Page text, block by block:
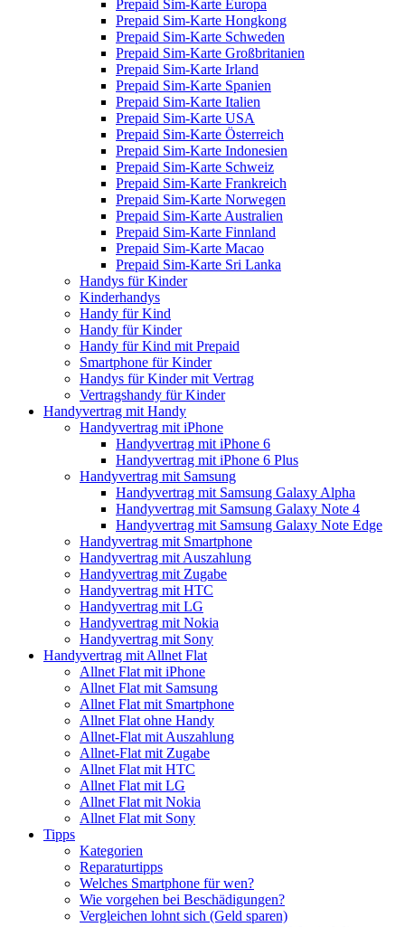
Prepaid Sim-Karte Europa
Prepaid Sim-Karte Hongkong
Prepaid Sim-Karte Schweden
Prepaid Sim-Karte Großbritanien
Prepaid Sim-Karte Irland
Prepaid Sim-Karte Spanien
Prepaid Sim-Karte Italien
Prepaid Sim-Karte USA
Prepaid Sim-Karte Österreich
Prepaid Sim-Karte Indonesien
Prepaid Sim-Karte Schweiz
Prepaid Sim-Karte Frankreich
Prepaid Sim-Karte Norwegen
Prepaid Sim-Karte Australien
Prepaid Sim-Karte Finnland
Prepaid Sim-Karte Macao
Prepaid Sim-Karte Sri Lanka
Handys für Kinder
Kinderhandys
Handy für Kind
Handy für Kinder
Handy für Kind mit Prepaid
Smartphone für Kinder
Handys für Kinder mit Vertrag
Vertragshandy für Kinder
Handyvertrag mit Handy
Handyvertrag mit iPhone
Handyvertrag mit iPhone 6
Handyvertrag mit iPhone 6 Plus
Handyvertrag mit Samsung
Handyvertrag mit Samsung Galaxy Alpha
Handyvertrag mit Samsung Galaxy Note 4
Handyvertrag mit Samsung Galaxy Note Edge
Handyvertrag mit Smartphone
Handyvertrag mit Auszahlung
Handyvertrag mit Zugabe
Handyvertrag mit HTC
Handyvertrag mit LG
Handyvertrag mit Nokia
Handyvertrag mit Sony
Handyvertrag mit Allnet Flat
Allnet Flat mit iPhone
Allnet Flat mit Samsung
Allnet Flat mit Smartphone
Allnet Flat ohne Handy
Allnet-Flat mit Auszahlung
Allnet-Flat mit Zugabe
Allnet Flat mit HTC
Allnet Flat mit LG
Allnet Flat mit Nokia
Allnet Flat mit Sony
Tipps
Kategorien
Reparaturtipps
Welches Smartphone für wen?
Wie vorgehen bei Beschädigungen?
Vergleichen lohnt sich (Geld sparen)